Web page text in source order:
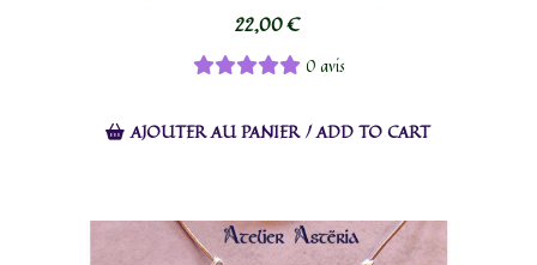
22,00€
0 avis
AJOUTER AU PANIER / ADD TO CART